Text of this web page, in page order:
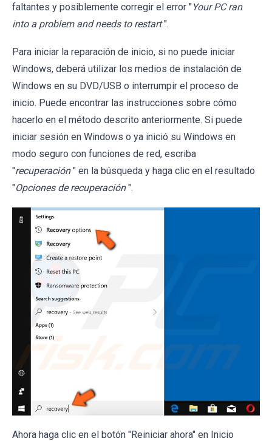
faltantes y posiblemente corregir el error "Your PC ran
into a problem and needs to restart ".
Para iniciar la reparación de inicio, si no puede iniciar
Windows, deberá utilizar los medios de instalación de
Windows en su DVD/USB o interrumpir el proceso de
inicio. Puede encontrar las instrucciones sobre cómo
hacerlo en el método descrito anteriormente. Si puede
iniciar sesión en Windows o ya inició su Windows en
modo seguro con funciones de red, escriba
"recuperación " en la búsqueda y haga clic en el resultado
"Opciones de recuperación ".
Ahora haga clic en el botón "Reiniciar ahora" en Inicio